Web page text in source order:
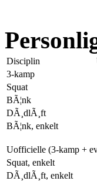
Disciplin
3-kamp
Squat
BÃ¦nk
DÃ¸dlÃ¸ft
BÃ¦nk, enkelt
Uofficielle (3-kamp +
Squat, enkelt
DÃ¸dlÃ¸ft, enkelt